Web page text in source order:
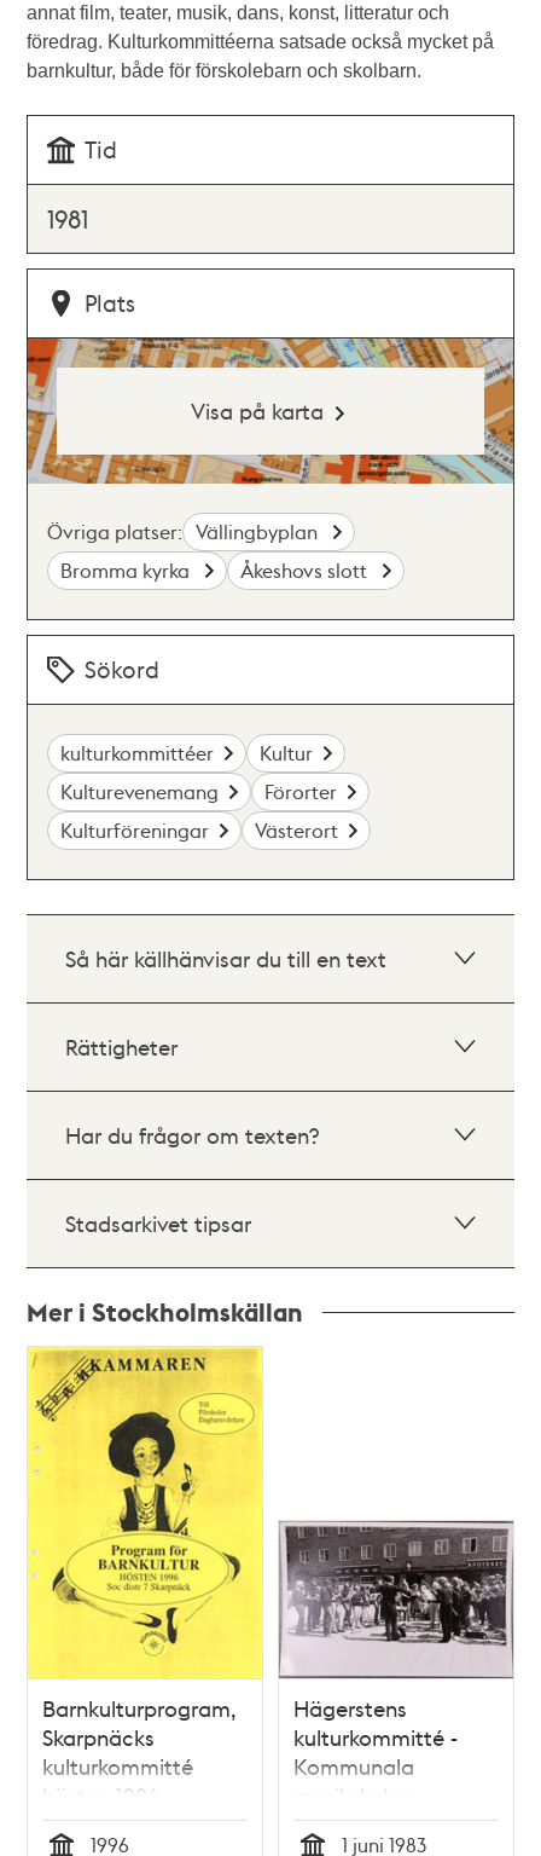
annat film, teater, musik, dans, konst, litteratur och
föredrag. Kulturkommittéerna satsade också mycket på
barnkultur, både för förskolebarn och skolbarn.
Tid
1981
Plats
Visa på karta
Övriga platser: Vällingbyplan
Bromma kyrka
Åkeshovs slott
Sökord
kulturkommittéer
Kultur
Kulturevenemang
Förorter
Kulturföreningar
Västerort
Så här källhänvisar du till en text
Rättigheter
Har du frågor om texten?
Stadsarkivet tipsar
Mer i Stockholmskällan
Relaterade
poster
och
teman
Barnkulturprogram,
Skarpnäcks
kulturkommitté
hösten 1996
1996
Hägerstens
kulturkommitté -
Kommunala
musikskolan
1 juni 1983